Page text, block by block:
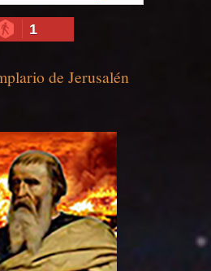
1
de Jerusalén